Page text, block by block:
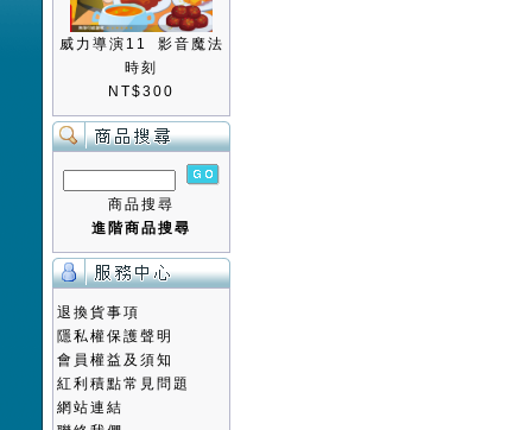
威力導演11 影音魔法
時刻
NT$300
商品搜尋
進階商品搜尋
退換貨事項
隱私權保護聲明
會員權益及須知
紅利積點常見問題
網站連結